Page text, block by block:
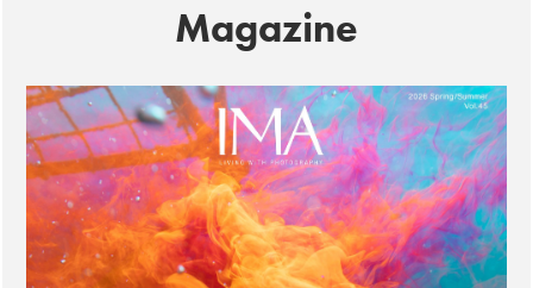
Magazine